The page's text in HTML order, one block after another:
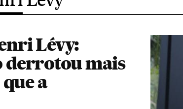
Lévy:
derrotou mais
a